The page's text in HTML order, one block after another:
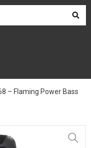
– Flaming Power Bass